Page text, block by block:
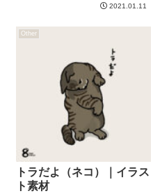
2021.01.11
Other
トラだよ（ネコ）｜イラス
ト素材